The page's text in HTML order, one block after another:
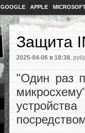
GOOGLE APPLE
Защита
2025-04-06 в 18:38,
"Один раз